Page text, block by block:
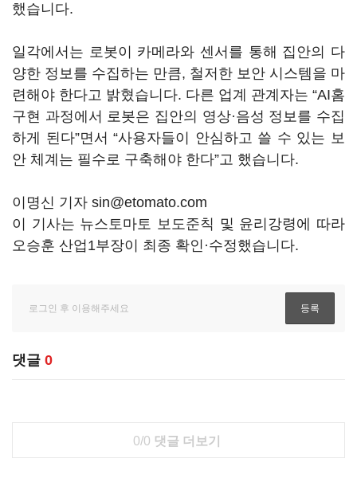
했습니다.
일각에서는 로봇이 카메라와 센서를 통해 집안의 다
양한 정보를 수집하는 만큼, 철저한 보안 시스템을 마
련해야 한다고 밝혔습니다. 다른 업계 관계자는 “AI홈
구현 과정에서 로봇은 집안의 영상·음성 정보를 수집
하게 된다”면서 “사용자들이 안심하고 쓸 수 있는 보
안 체계는 필수로 구축해야 한다”고 했습니다.
이명신 기자 sin@etomato.com
이 기사는 뉴스토마토 보도준칙 및 윤리강령에 따라
오승훈 산업1부장이 최종 확인·수정했습니다.
댓글 0
0/0 댓글 더보기